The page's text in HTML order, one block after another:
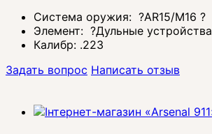
Система оружия: ?AR15/M16 ?
Элемент: ?Дульные устройства
Калибр: .223
Задать вопрос Написать отзыв